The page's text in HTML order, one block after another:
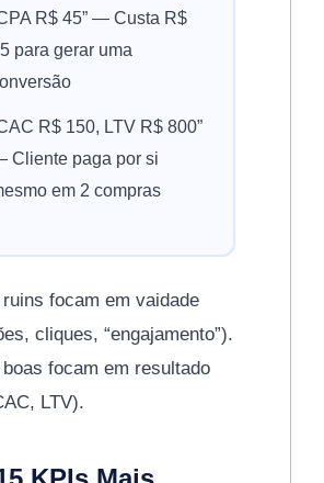
R$ 45” — Custa R$
para gerar uma
R$ 150, LTV R$ 800”
Cliente paga por si
em 2 compras
focam em vaidade
cliques, “engajamento”).
focam em resultado
LTV).